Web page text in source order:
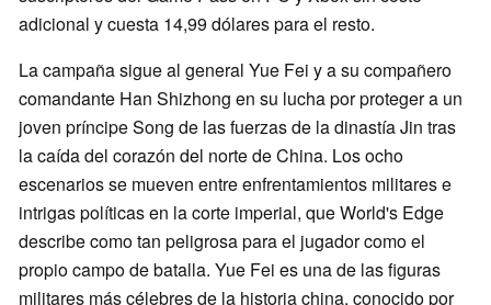
adicional y cuesta 14,99 dólares para el resto.
La campaña sigue al general Yue Fei y a su compañero
comandante Han Shizhong en su lucha por proteger a un
joven príncipe Song de las fuerzas de la dinastía Jin tras
la caída del corazón del norte de China. Los ocho
escenarios se mueven entre enfrentamientos militares e
intrigas políticas en la corte imperial, que World's Edge
describe como tan peligrosa para el jugador como el
propio campo de batalla. Yue Fei es una de las figuras
militares más célebres de la historia china, conocido por